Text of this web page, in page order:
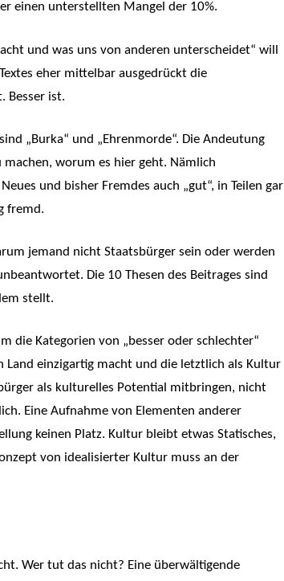
einen unterstellten Mangel der 10%.
und was uns von anderen unterscheidet“ will
eher mittelbar ausgedrückt die
Besser ist.
„Burka“ und „Ehrenmorde“. Die Andeutung
worum es hier geht. Nämlich
und bisher Fremdes auch „gut“, in Teilen gar
fremd.
jemand nicht Staatsbürger sein oder werden
Die 10 Thesen des Beitrages sind
stellt.
die Kategorien von „besser oder schlechter“
Land einzigartig macht und die letztlich als Kultur
als kulturelles Potential mitbringen, nicht
Eine Aufnahme von Elementen anderer
keinen Platz. Kultur bleibt etwas Statisches,
von idealisierter Kultur muss an der
Wer tut das nicht? Eine überwältigende